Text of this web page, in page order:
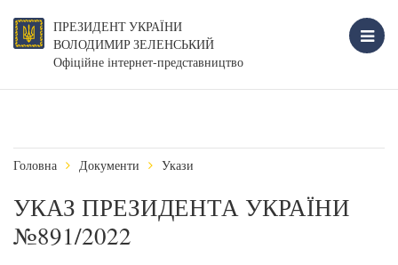
ПРЕЗИДЕНТ УКРАЇНИ
ВОЛОДИМИР ЗЕЛЕНСЬКИЙ
Офіційне інтернет-представництво
Головна Документи Укази
УКАЗ ПРЕЗИДЕНТА УКРАЇНИ
№891/2022